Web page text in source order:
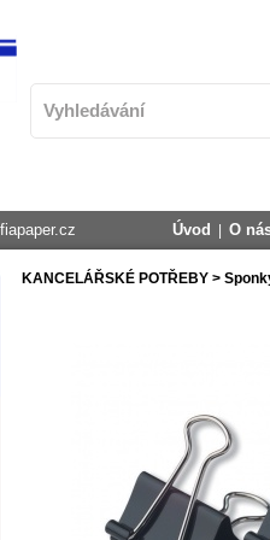
Úvod O
KANCELÁŘSKÉ POTŘEBY >